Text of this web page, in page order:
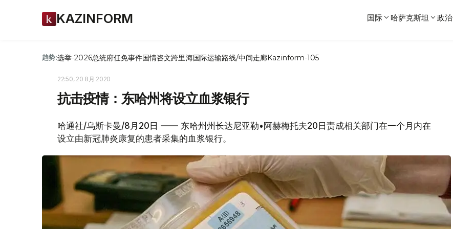
KAZINFORM 国际 哈萨克斯坦 政治
趋势:选举-2026总统府任免事件国情咨文跨里海国际运输路线/中间走廊Kazinform-105
22:50, 20 8月 2020
抗击疫情：东哈州将设立血浆银行
哈通社/乌斯卡曼/8月20日 —— 东哈州州长达尼亚勒•阿赫梅托夫20日责成相关部门在一个月内在
设立由新冠肺炎康复的患者采集的血浆银行。